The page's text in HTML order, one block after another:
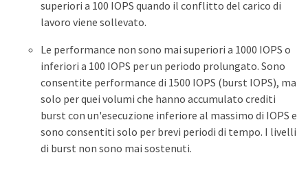
superiori a 100 IOPS quando il conflitto del carico di
lavoro viene sollevato.
Le performance non sono mai superiori a 1000 IOPS o
inferiori a 100 IOPS per un periodo prolungato. Sono
consentite performance di 1500 IOPS (burst IOPS), ma
solo per quei volumi che hanno accumulato crediti
burst con un'esecuzione inferiore al massimo di IOPS e
sono consentiti solo per brevi periodi di tempo. I livelli
di burst non sono mai sostenuti.